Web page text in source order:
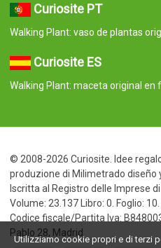
Curiosite PT
Walking Plant: vaso de plantas
Curiosite ES
Walking Plant: maceta original en
© 2008-2026 Curiosite. Idee
produzione di Milimetrado diseño
Iscritta al Registro delle Imprese
Volume: 23.137 Libro: 0. Foglio:
Codice fiscale/Partita Iva:
Pablo 28, Madrid
Utilizziamo cookie propri e di terzi